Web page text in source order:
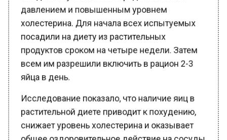
давлением и повышенным уровнем
холестерина. Для начала всех испытуемых
посадили на диету из растительных
продуктов сроком на четыре недели. Затем
всем им разрешили включить в рацион 2-3
яйца в день.
Исследование показало, что наличие яиц в
растительной диете приводит к похудению,
снижает уровень холестерина и оказывает